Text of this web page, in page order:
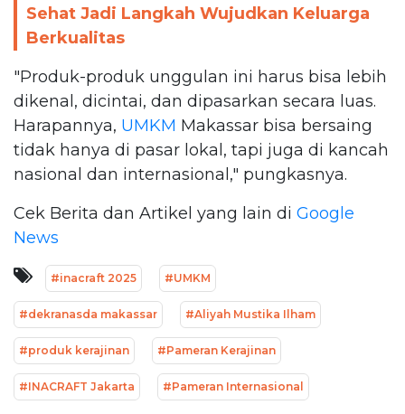
Sehat Jadi Langkah Wujudkan Keluarga
Berkualitas
"Produk-produk unggulan ini harus bisa lebih
dikenal, dicintai, dan dipasarkan secara luas.
Harapannya, UMKM Makassar bisa bersaing
tidak hanya di pasar lokal, tapi juga di kancah
nasional dan internasional," pungkasnya.
Cek Berita dan Artikel yang lain di Google
News
#inacraft 2025 #UMKM
#dekranasda makassar #Aliyah Mustika Ilham
#produk kerajinan #Pameran Kerajinan
#INACRAFT Jakarta #Pameran Internasional